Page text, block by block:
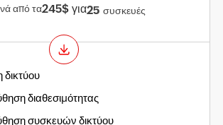
από τα245$ για25 συσκευές
διαθεσιμότητας
συσκευών δικτύου